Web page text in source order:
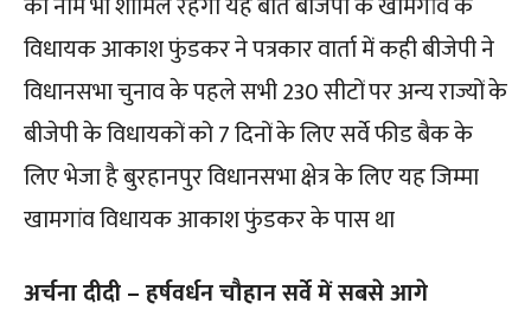
विधायक आकाश फुंडकर ने पत्रकार वार्ता में कही बीजेपी ने
विधानसभा चुनाव के पहले सभी 230 सीटों पर अन्य राज्यों के
बीजेपी के विधायकों को 7 दिनों के लिए सर्वे फीड बैक के
लिए भेजा है बुरहानपुर विधानसभा क्षेत्र के लिए यह जिम्मा
खामगांव विधायक आकाश फुंडकर के पास था
अर्चना दीदी – हर्षवर्धन चौहान सर्वे में सबसे आगे